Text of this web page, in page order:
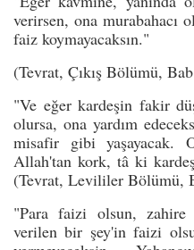
verirsen, ona murabahacı
faiz koymayacaksın."
(Tevrat, Çıkış Bölümü,
"Ve eğer kardeşin fakir
olursa, ona yardım
misafir gibi yaşayacak.
Allah'tan kork, tâ ki
(Tevrat, Levililer Bölümü,
"Para faizi olsun,
verilen bir şey'in faizi